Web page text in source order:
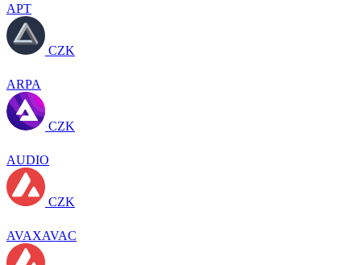
APT
CZK
ARPA
CZK
AUDIO
CZK
AVAXAVAC